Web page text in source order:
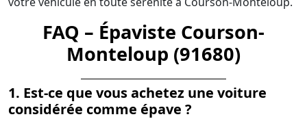
FAQ – Épaviste Courson-
Monteloup (91680)
1. Est-ce que vous achetez une voiture
considérée comme épave ?